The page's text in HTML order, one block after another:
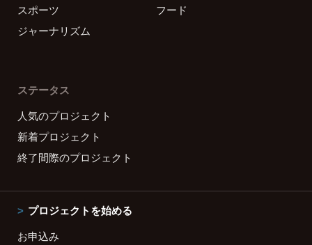
スポーツ
フード
ジャーナリズム
ステータス
人気のプロジェクト
新着プロジェクト
終了間際のプロジェクト
プロジェクトを始める
お申込み